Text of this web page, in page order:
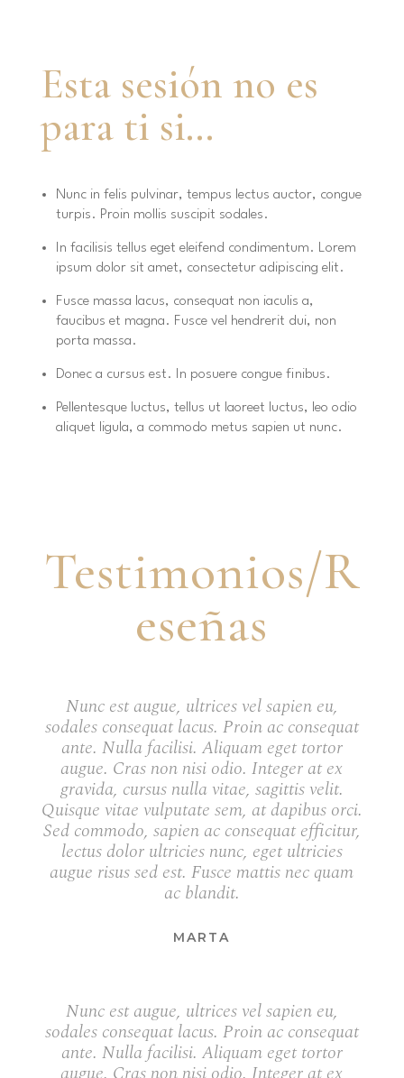
Esta sesión no es
para ti si…
Nunc in felis pulvinar, tempus lectus auctor, congue
turpis. Proin mollis suscipit sodales.
In facilisis tellus eget eleifend condimentum. Lorem
ipsum dolor sit amet, consectetur adipiscing elit.
Fusce massa lacus, consequat non iaculis a,
faucibus et magna. Fusce vel hendrerit dui, non
porta massa.
Donec a cursus est. In posuere congue finibus.
Pellentesque luctus, tellus ut laoreet luctus, leo odio
aliquet ligula, a commodo metus sapien ut nunc.
Testimonios/R
eseñas
Nunc est augue, ultrices vel sapien eu,
sodales consequat lacus. Proin ac consequat
ante. Nulla facilisi. Aliquam eget tortor
augue. Cras non nisi odio. Integer at ex
gravida, cursus nulla vitae, sagittis velit.
Quisque vitae vulputate sem, at dapibus orci.
Sed commodo, sapien ac consequat efficitur,
lectus dolor ultricies nunc, eget ultricies
augue risus sed est. Fusce mattis nec quam
ac blandit.
MARTA
Nunc est augue, ultrices vel sapien eu,
sodales consequat lacus. Proin ac consequat
ante. Nulla facilisi. Aliquam eget tortor